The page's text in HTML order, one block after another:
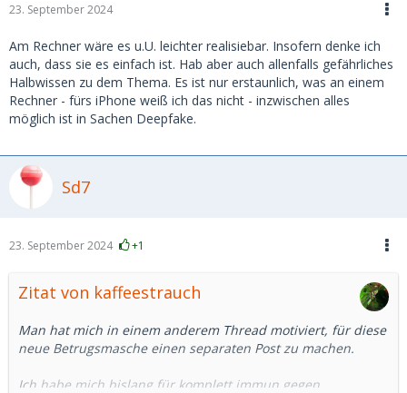
23. September 2024
Am Rechner wäre es u.U. leichter realisiebar. Insofern denke ich
auch, dass sie es einfach ist. Hab aber auch allenfalls gefährliches
Halbwissen zu dem Thema. Es ist nur erstaunlich, was an einem
Rechner - fürs iPhone weiß ich das nicht - inzwischen alles
möglich ist in Sachen Deepfake.
Sd7
23. September 2024 +1
Zitat von kaffeestrauch
Man hat mich in einem anderem Thread motiviert, für diese
neue Betrugsmasche einen separaten Post zu machen.
Ich habe mich bislang für komplett immun gegen